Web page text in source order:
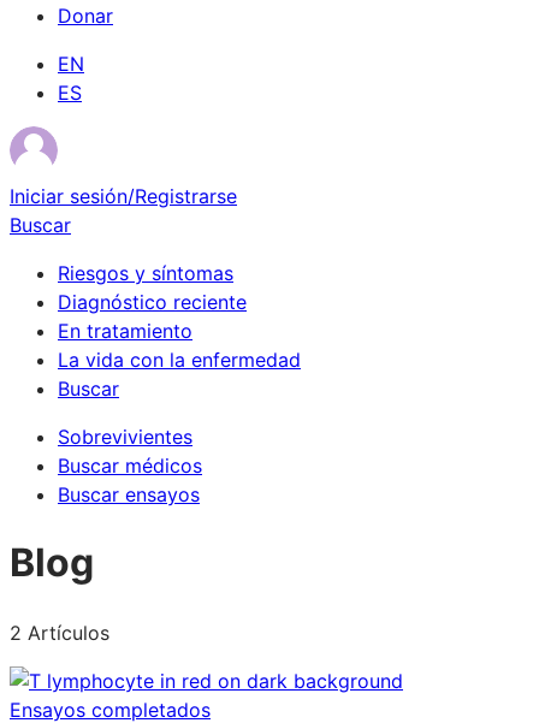
Donar
EN
ES
Iniciar sesión/Registrarse
Buscar
Riesgos y síntomas
Diagnóstico reciente
En tratamiento
La vida con la enfermedad
Buscar
Sobrevivientes
Buscar médicos
Buscar ensayos
Blog
2 Artículos
Ensayos completados